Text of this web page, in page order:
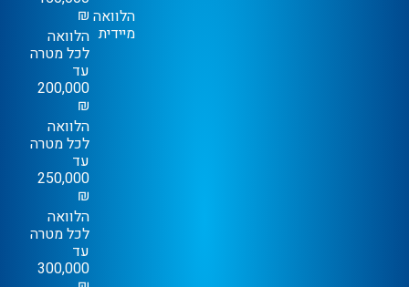
הלוואה
מיידית
₪
הלוואה
לכל מטרה
עד
200,000
₪
הלוואה
לכל מטרה
עד
250,000
₪
הלוואה
לכל מטרה
עד
300,000